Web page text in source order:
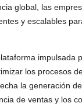
global, las
y escalables
impulsada
los procesos
la generación
de ventas y los